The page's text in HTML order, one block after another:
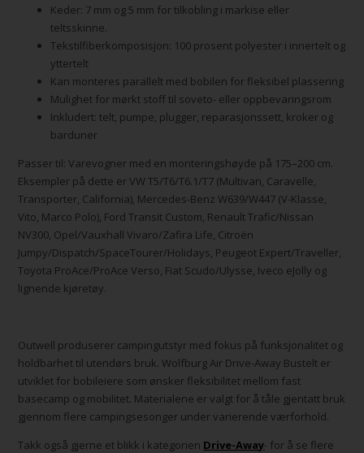
Keder: 7 mm og 5 mm for tilkobling i markise eller
teltsskinne.
Tekstilfiberkomposisjon: 100 prosent polyester i innertelt og
yttertelt
Kan monteres parallelt med bobilen for fleksibel plassering
Mulighet for mørkt stoff til soveto- eller oppbevaringsrom
Inkludert: telt, pumpe, plugger, reparasjonssett, kroker og
barduner
Passer til: Varevogner med en monteringshøyde på 175–200 cm.
Eksempler på dette er VW T5/T6/T6.1/T7 (Multivan, Caravelle,
Transporter, California), Mercedes-Benz W639/W447 (V-Klasse,
Vito, Marco Polo), Ford Transit Custom, Renault Trafic/Nissan
NV300, Opel/Vauxhall Vivaro/Zafira Life, Citroën
Jumpy/Dispatch/SpaceTourer/Holidays, Peugeot Expert/Traveller,
Toyota ProAce/ProAce Verso, Fiat Scudo/Ulysse, Iveco eJolly og
lignende kjøretøy.
Outwell produserer campingutstyr med fokus på funksjonalitet og
holdbarhet til utendørs bruk. Wolfburg Air Drive-Away Bustelt er
utviklet for bobileiere som ønsker fleksibilitet mellom fast
basecamp og mobilitet. Materialene er valgt for å tåle gjentatt bruk
gjennom flere campingsesonger under varierende værforhold.
Takk også gjerne et blikk i kategorien Drive-Away- for å se flere